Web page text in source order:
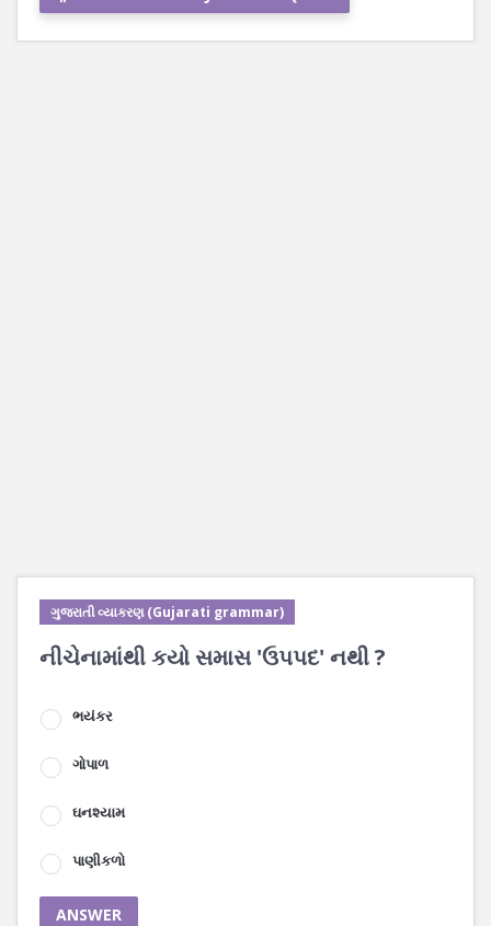
ગુજરાતી વ્યાકરણ (Gujarati grammar)
નીચેનામાંથી કયો સમાસ 'ઉપપદ' નથી ?
ભયંકર
ગોપાળ
ઘનશ્યામ
પાણીકળો
ANSWER